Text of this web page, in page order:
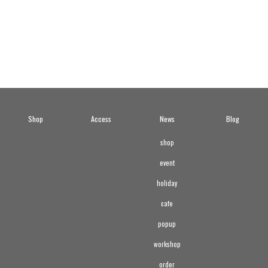
Shop Access News
shop
event
holiday
cafe
popup
workshop
order
Blog